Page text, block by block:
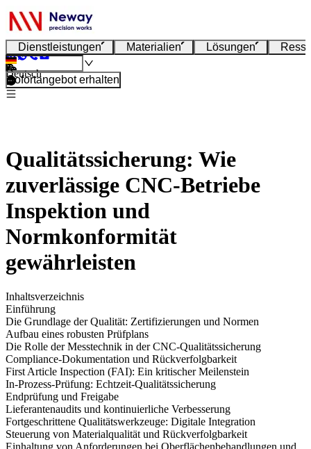
Dienstleistungen Materialien Lösungen
Deutsch
Sofortangebot erhalten
Qualitätssicherung: Wie
zuverlässige CNC-Betriebe
Inspektion und
Normkonformität
gewährleisten
Inhaltsverzeichnis
Einführung
Die Grundlage der Qualität: Zertifizierungen und Normen
Aufbau eines robusten Prüfplans
Die Rolle der Messtechnik in der CNC-Qualitätssicherung
Compliance-Dokumentation und Rückverfolgbarkeit
First Article Inspection (FAI): Ein kritischer Meilenstein
In-Prozess-Prüfung: Echtzeit-Qualitätssicherung
Endprüfung und Freigabe
Lieferantenaudits und kontinuierliche Verbesserung
Fortgeschrittene Qualitätswerkzeuge: Digitale Integration
Steuerung von Materialqualität und Rückverfolgbarkeit
Einhaltung von Anforderungen bei Oberflächenbehandlungen und